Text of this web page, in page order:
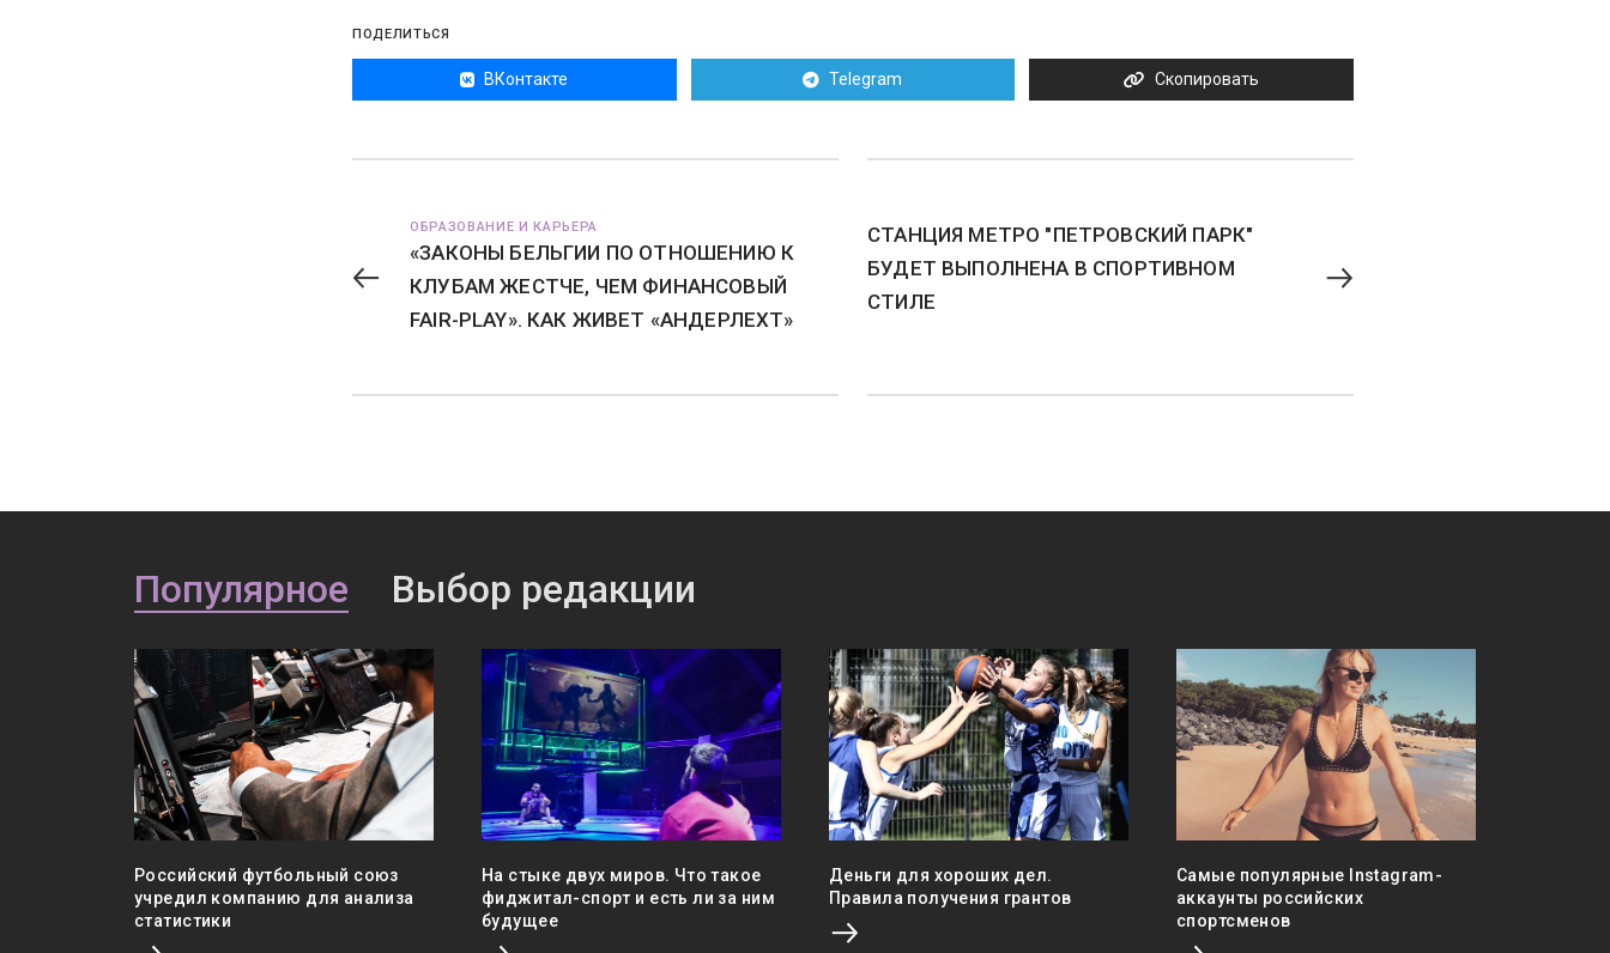
ПОДЕЛИТЬСЯ
ВКонтакте Telegram Скопировать
ОБРАЗОВАНИЕ И КАРЬЕРА
«ЗАКОНЫ БЕЛЬГИИ ПО ОТНОШЕНИЮ К
КЛУБАМ ЖЕСТЧЕ, ЧЕМ ФИНАНСОВЫЙ
FAIR-PLAY». КАК ЖИВЕТ «АНДЕРЛЕХТ»
СТАНЦИЯ МЕТРО "ПЕТРОВСКИЙ ПАРК"
БУДЕТ ВЫПОЛНЕНА В СПОРТИВНОМ
СТИЛЕ
Популярное Выбор редакции
Российский футбольный союз
учредил компанию для анализа
статистики
На стыке двух миров. Что такое
фиджитал-спорт и есть ли за ним
будущее
Деньги для хороших дел.
Правила получения грантов
Самые популярные Instagram-
аккаунты российских
спортсменов